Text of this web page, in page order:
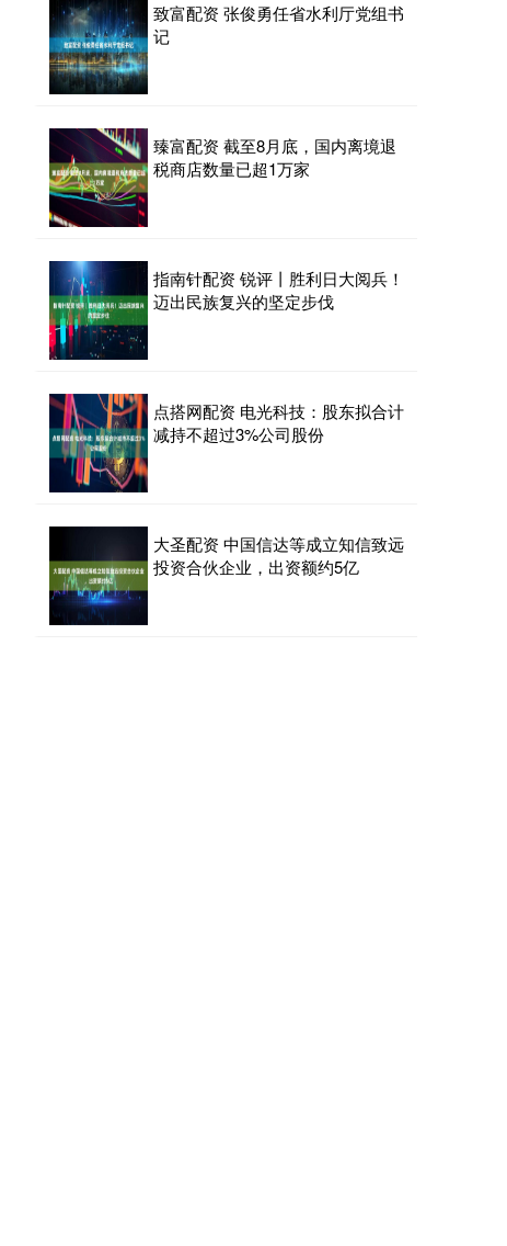
致富配资 张俊勇任省水利厅党组书
记
臻富配资 截至8月底，国内离境退
税商店数量已超1万家
指南针配资 锐评丨胜利日大阅兵！
迈出民族复兴的坚定步伐
点搭网配资 电光科技：股东拟合计
减持不超过3%公司股份
大圣配资 中国信达等成立知信致远
投资合伙企业，出资额约5亿